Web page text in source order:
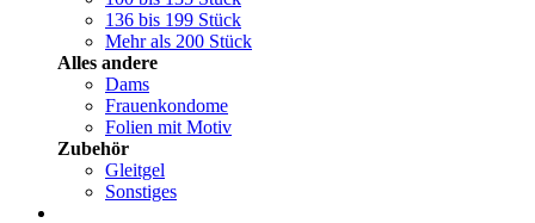
136 bis 199 Stück
Mehr als 200 Stück
Alles andere
Dams
Frauenkondome
Folien mit Motiv
Zubehör
Gleitgel
Sonstiges